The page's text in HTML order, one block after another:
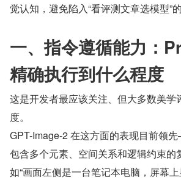
觉认知，避免陷入“看评测文章选模型”的
一、指令遵循能力：
精确执行到什么程度
这是开发者最应该关注、但大多数美学
度。
GPT-Image-2 在这方面的表现目前领
包含多个元素、空间关系和逻辑约束的
如“画面左侧是一台笔记本电脑，屏幕